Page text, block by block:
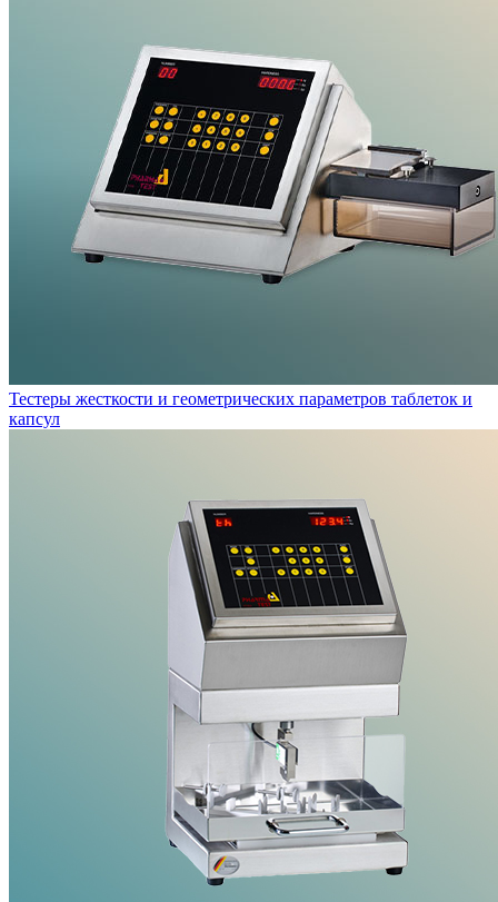
Тестеры жесткости и геометрических параметров таблеток и
капсул